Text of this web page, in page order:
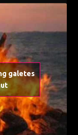
galetes